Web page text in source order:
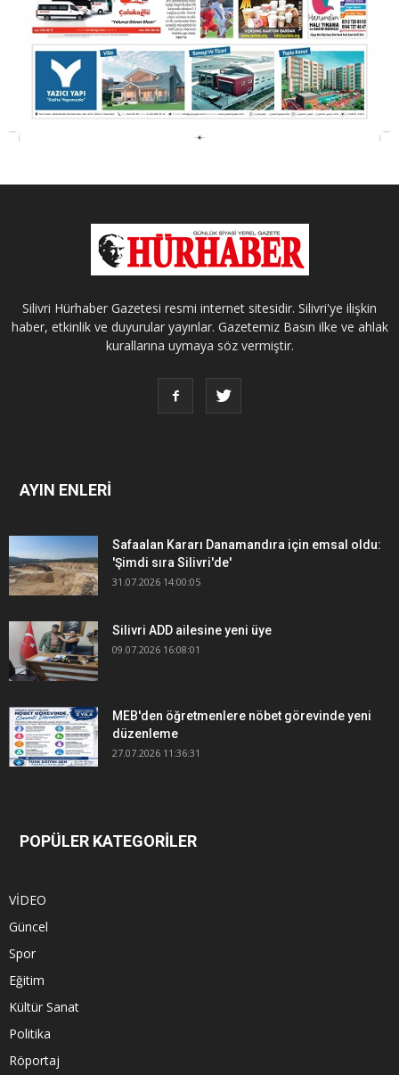
Silivri Hürhaber Gazetesi resmi internet sitesidir. Silivri'ye ilişkin
haber, etkinlik ve duyurular yayınlar. Gazetemiz Basın ilke ve ahlak
kurallarına uymaya söz vermiştir.
AYIN ENLERİ
Safaalan Kararı Danamandıra için emsal oldu:
'Şimdi sıra Silivri'de'
31.07.2026 14:00:05
Silivri ADD ailesine yeni üye
09.07.2026 16:08:01
MEB'den öğretmenlere nöbet görevinde yeni
düzenleme
27.07.2026 11:36:31
POPÜLER KATEGORİLER
VİDEO
Güncel
Spor
Eğitim
Kültür Sanat
Politika
Röportaj